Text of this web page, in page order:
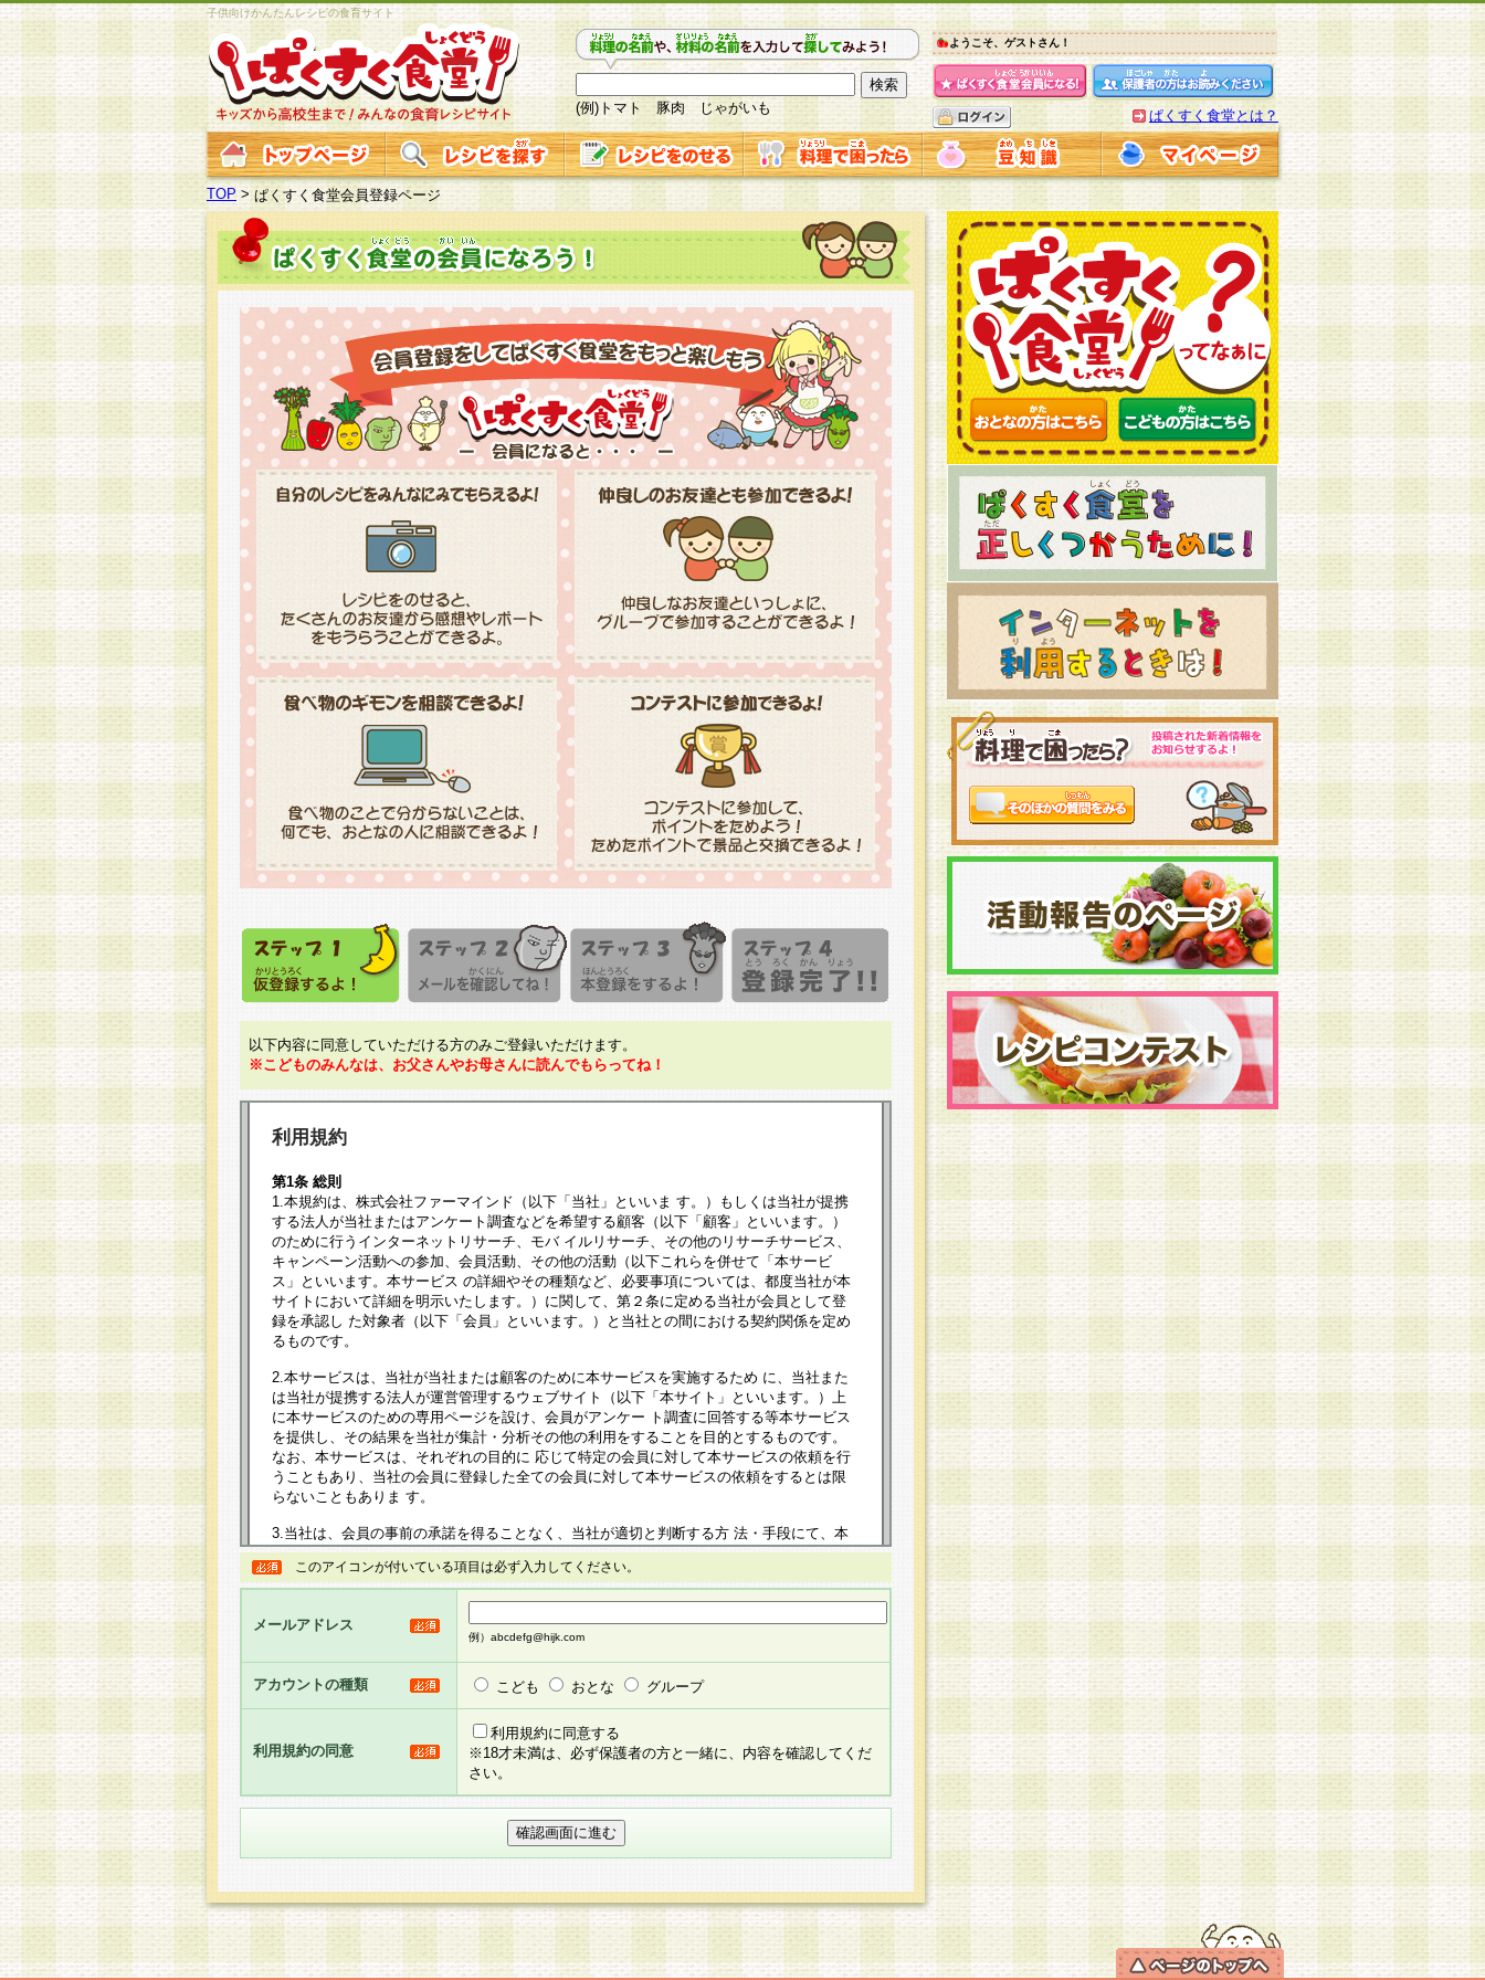
子供向けかんたんレシピの食育サイト
(例)トマト 豚肉 じゃがいも
ようこそ、ゲストさん！
ぱくすく食堂とは？
TOP >ぱくすく食堂会員登録ページ
以下内容に同意していただける方のみご登録いただけます。
※こどものみんなは、お父さんやお母さんに読んでもらってね！
利用規約
第1条 総則
1.本規約は、株式会社ファーマインド（以下「当社」といいま す。）もしくは当社が提携
する法人が当社またはアンケート調査などを希望する顧客（以下「顧客」といいます。）
のために行うインターネットリサーチ、モバ イルリサーチ、その他のリサーチサービス、
キャンペーン活動への参加、会員活動、その他の活動（以下これらを併せて「本サービ
ス」といいます。本サービス の詳細やその種類など、必要事項については、都度当社が本
サイトにおいて詳細を明示いたします。）に関して、第２条に定める当社が会員として登
録を承認し た対象者（以下「会員」といいます。）と当社との間における契約関係を定め
るものです。
2.本サービスは、当社が当社または顧客のために本サービスを実施するため に、当社また
は当社が提携する法人が運営管理するウェブサイト（以下「本サイト」といいます。）上
に本サービスのための専用ページを設け、会員がアンケー ト調査に回答する等本サービス
を提供し、その結果を当社が集計・分析その他の利用をすることを目的とするものです。
なお、本サービスは、それぞれの目的に 応じて特定の会員に対して本サービスの依頼を行
うこともあり、当社の会員に登録した全ての会員に対して本サービスの依頼をするとは限
らないこともありま す。
3.当社は、会員の事前の承諾を得ることなく、当社が適切と判断する方 法・手段にて、本
規約を任意に制定、変更または修正することができるものとします。改定後の本規約等
は、本規約においては本サイトに掲示したときに、その 他の諸規定については、会員に対
して告知の案内を配信または本サイトに掲示したときのいずれか早い時期をもってその効
るものとします。
5.当社がお聞きする個人情報は、すべて会員登録希望者の自由な意思で提 供いただいたも
のと考えております。従って、会員登録希望者が自らの個人情報の提供を希望されない場
合には、当社はその個人情報をお預かりいたしません が、提供されないことによって、当
社の取扱商品やサービス等をご利用いただけない場合がありますことを予めご了承くださ
い。
6.当社は、お客様から当社が保有している個人情報の開示・訂正・追加・ 利用停止等を求
められた場合には、ご本人様であることが当社にて確認できた場合に限り、法令に準拠し
せ先となります。
第2条 会員の資格
1.会員とは、本規約等を承諾のうえ、当社所定の登録手続きを全て完了し、当社が承認した
このアイコンが付いている項目は必ず入力してください。
メールアドレス
例）abcdefg@hijk.com
アカウントの種類 こども おとな グループ
利用規約の同意
利用規約に同意する
※18才未満は、必ず保護者の方と一緒に、内容を確認してくだ
さい。